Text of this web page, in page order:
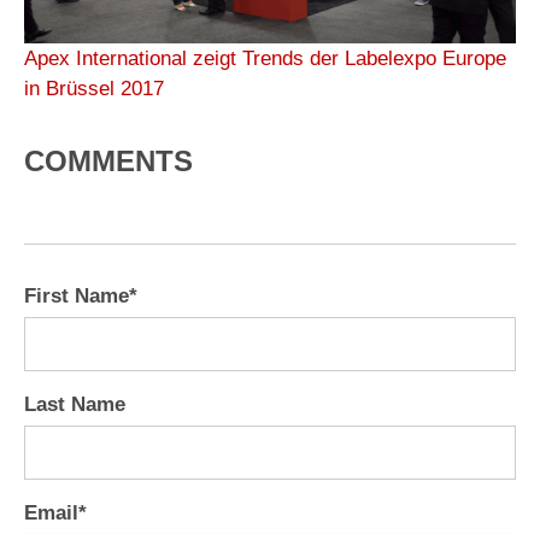
Apex International zeigt Trends der Labelexpo Europe
in Brüssel 2017
COMMENTS
First Name*
Last Name
Email *